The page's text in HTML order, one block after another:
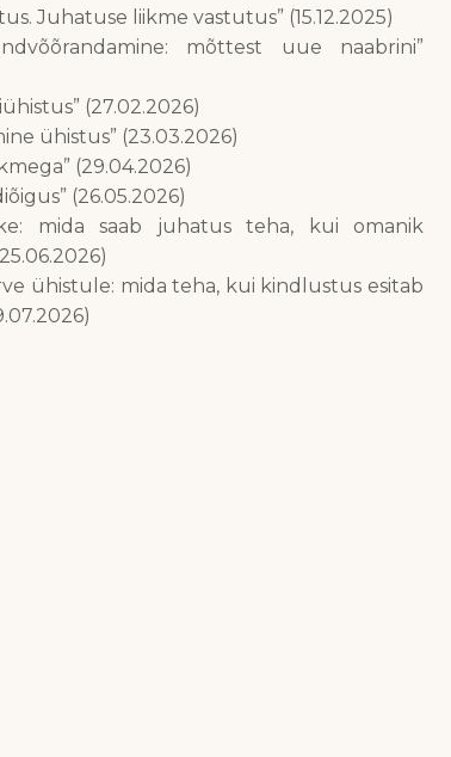
Juhatuse liikme vastutus” (15.12.2025)
mõttest uue naabrini”
(27.02.2026)
ühistus” (23.03.2026)
(29.04.2026)
(26.05.2026)
mida saab juhatus teha, kui omanik
ühistule: mida teha, kui kindlustus esitab